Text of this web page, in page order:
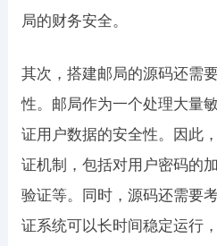
局的财务安全。
其次，搭建邮局的源码还需
性。邮局作为一个处理大量
证用户数据的安全性。因此
证机制，包括对用户密码的
验证等。同时，源码还需要
证系统可以长时间稳定运行